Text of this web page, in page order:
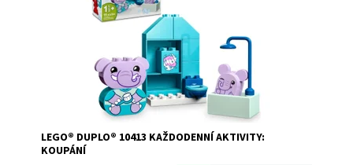
Dostupnost:
Skladem3
11556
LEGO® DUPLO® 10413 KAŽDODENNÍ AKTIVITY:
KOUPÁNÍ